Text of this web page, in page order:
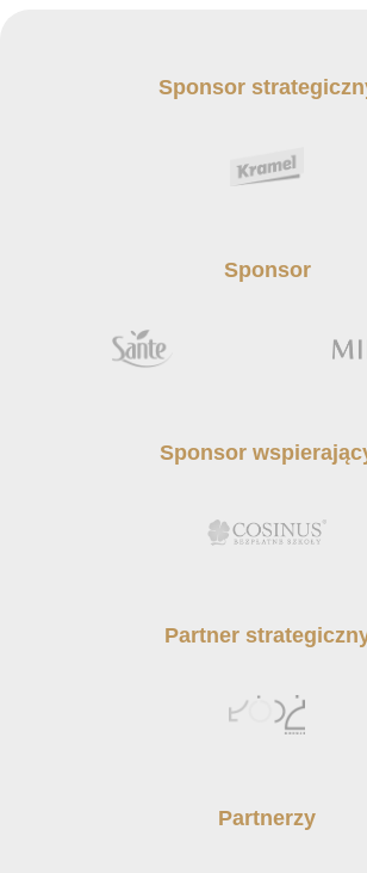
Sponsor
Sponsor
Sponsor
Partner
Partnerzy